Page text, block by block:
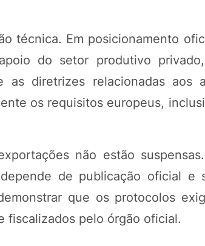
técnica. Em posicionamento
do setor produtivo
as diretrizes relacionadas aos
os requisitos europeus,
não estão
de publicação oficial
que os protocolos
fiscalizados pelo órgão oficial.